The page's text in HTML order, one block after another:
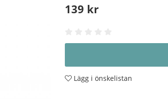
139 kr
Lägg i önskelistan